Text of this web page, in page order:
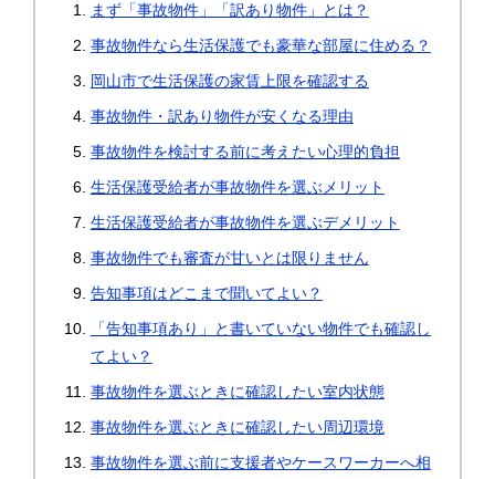
まず「事故物件」「訳あり物件」とは？
事故物件なら生活保護でも豪華な部屋に住める？
岡山市で生活保護の家賃上限を確認する
事故物件・訳あり物件が安くなる理由
事故物件を検討する前に考えたい心理的負担
生活保護受給者が事故物件を選ぶメリット
生活保護受給者が事故物件を選ぶデメリット
事故物件でも審査が甘いとは限りません
告知事項はどこまで聞いてよい？
「告知事項あり」と書いていない物件でも確認し
てよい？
事故物件を選ぶときに確認したい室内状態
事故物件を選ぶときに確認したい周辺環境
事故物件を選ぶ前に支援者やケースワーカーへ相